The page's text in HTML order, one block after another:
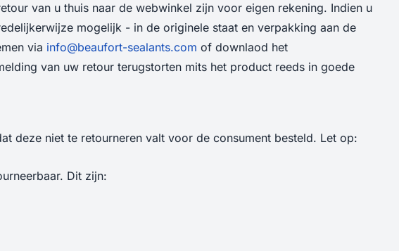
van u thuis naar de webwinkel zijn voor eigen rekening. Indien u
mogelijk - in de originele staat en verpakking aan de
via info@beaufort-sealants.com of downlaod het
van uw retour terugstorten mits het product reeds in goede
deze niet te retourneren valt voor de consument besteld. Let op:
Dit zijn: